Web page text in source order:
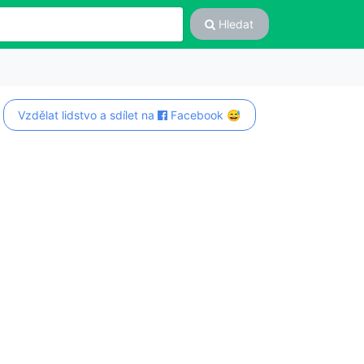
Hledat
Vzdělat lidstvo a sdílet na Facebook 😅